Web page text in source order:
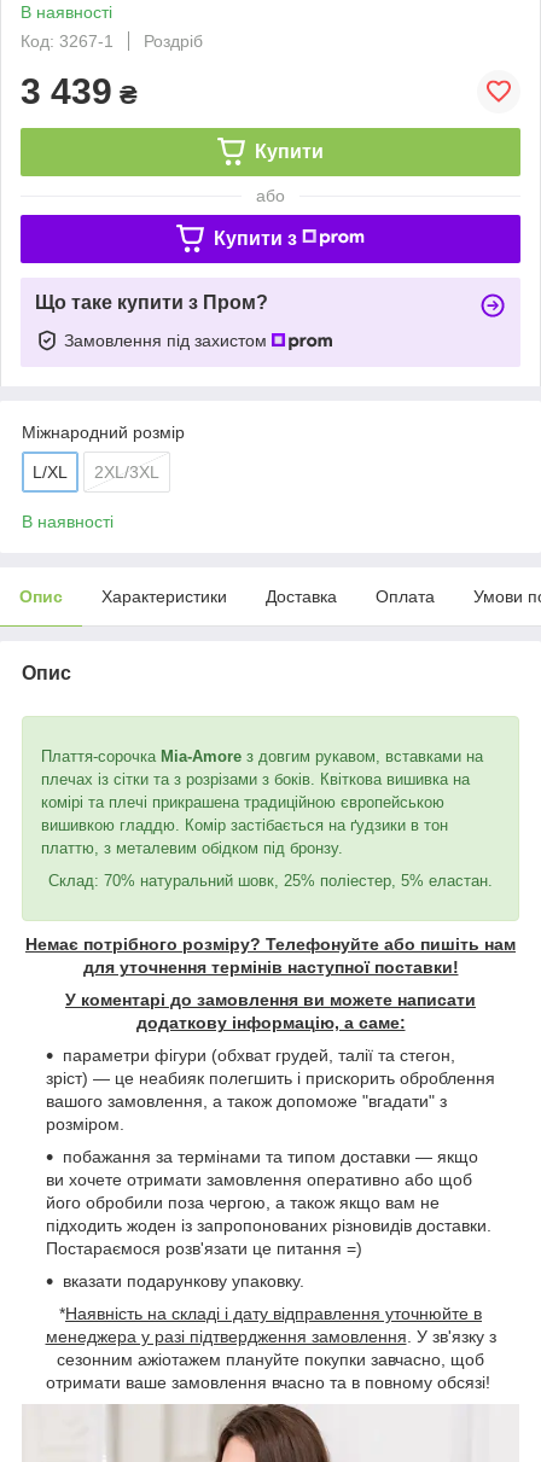
В наявності
Код: 3267-1
Роздріб
3 439 ₴
Купити
або
Купити з
Що таке купити з Пром?
Замовлення під захистом
Міжнародний розмір
L/XL 2XL/3XL
В наявності
Опис Характеристики Доставка Оплата Умови
Опис
Плаття-сорочка Mia-Amore з довгим рукавом, вставками на
плечах із сітки та з розрізами з боків. Квіткова вишивка на
комірі та плечі прикрашена традиційною європейською
вишивкою гладдю. Комір застібається на ґудзики в тон
платтю, з металевим обідком під бронзу.
Склад: 70% натуральний шовк, 25% поліестер, 5% еластан.
Немає потрібного розміру? Телефонуйте або пишіть нам
для уточнення термінів наступної поставки!
У коментарі до замовлення ви можете написати
додаткову інформацію, а саме:
параметри фігури (обхват грудей, талії та стегон,
зріст) — це неабияк полегшить і прискорить оброблення
вашого замовлення, а також допоможе "вгадати" з
розміром.
побажання за термінами та типом доставки — якщо
ви хочете отримати замовлення оперативно або щоб
його обробили поза чергою, а також якщо вам не
підходить жоден із запропонованих різновидів доставки.
Постараємося розв'язати це питання =)
вказати подарункову упаковку.
*Наявність на складі і дату відправлення уточнюйте в
менеджера у разі підтвердження замовлення . У зв'язку з
сезонним ажіотажем плануйте покупки завчасно, щоб
отримати ваше замовлення вчасно та в повному обсязі!